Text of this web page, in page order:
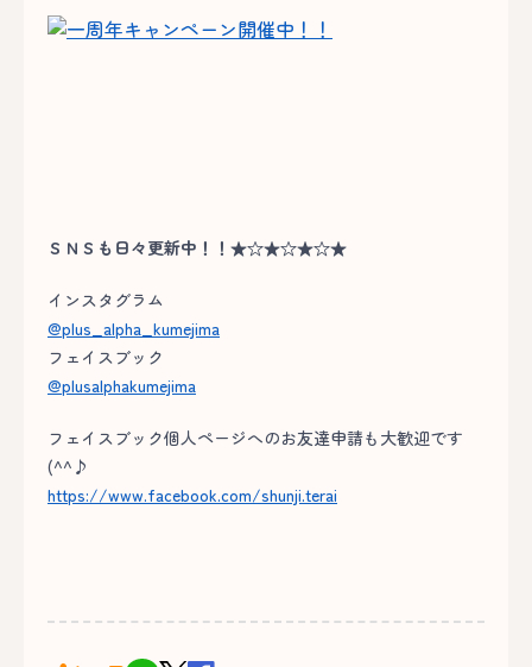
ＳＮＳも日々更新中！！★☆★☆★☆★
インスタグラム
@plus_alpha_kumejima
フェイスブック
@plusalphakumejima
フェイスブック個人ページへのお友達申請も大歓迎です
(^^♪
https://www.facebook.com/shunji.terai